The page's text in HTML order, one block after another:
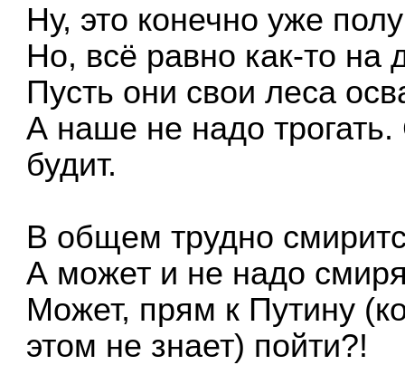
Ну, это конечно уже
Но, всё равно как-то на
Пусть они свои леса
А наше не надо
будит.
В общем трудно
А может и не надо
Может, прям к Путину
этом не знает) пойти?!